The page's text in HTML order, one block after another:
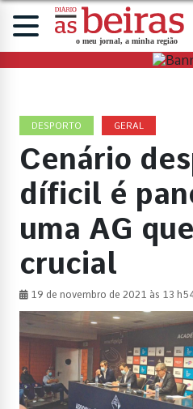
DESPORTO GERAL
Cenário
díficil é
uma AG
crucial
19 de novembro de 2021 às 13